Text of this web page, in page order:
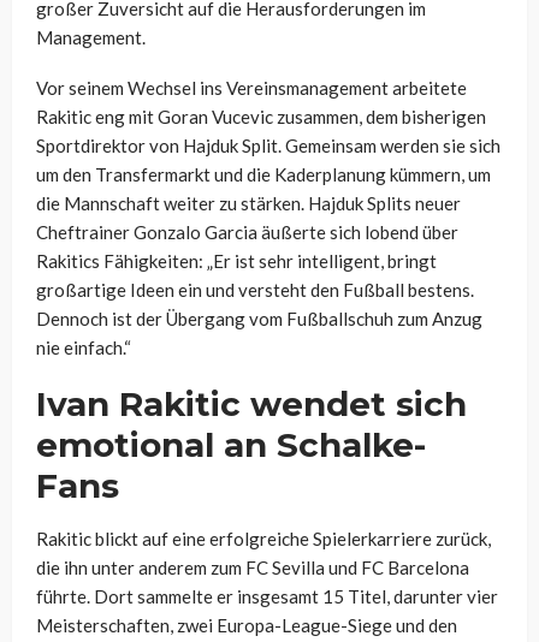
großer Zuversicht auf die Herausforderungen im
Management.
Vor seinem Wechsel ins Vereinsmanagement arbeitete
Rakitic eng mit Goran Vucevic zusammen, dem bisherigen
Sportdirektor von Hajduk Split. Gemeinsam werden sie sich
um den Transfermarkt und die Kaderplanung kümmern, um
die Mannschaft weiter zu stärken. Hajduk Splits neuer
Cheftrainer Gonzalo Garcia äußerte sich lobend über
Rakitics Fähigkeiten: „Er ist sehr intelligent, bringt
großartige Ideen ein und versteht den Fußball bestens.
Dennoch ist der Übergang vom Fußballschuh zum Anzug
nie einfach.“
Ivan Rakitic wendet sich
emotional an Schalke-
Fans
Rakitic blickt auf eine erfolgreiche Spielerkarriere zurück,
die ihn unter anderem zum FC Sevilla und FC Barcelona
führte. Dort sammelte er insgesamt 15 Titel, darunter vier
Meisterschaften, zwei Europa-League-Siege und den